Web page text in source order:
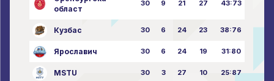
област
30 9 21 27 43:73
Кузбас 30 6 24 23 38:76
Ярославич 30 6 24 19 31:80
MSTU 30 3 27 10 25:87